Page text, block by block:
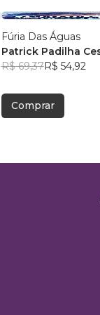
Fúria Das Águas
Patrick Padilha
R$ 69,37R$ 54,92
Comprar